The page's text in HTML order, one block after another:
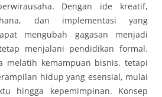
Dengan ide kreatif,
dan implementasi yang
mengubah gagasan menjadi
menjalani pendidikan formal.
melatih kemampuan bisnis, tetapi
hidup yang esensial, mulai
hingga kepemimpinan. Konsep